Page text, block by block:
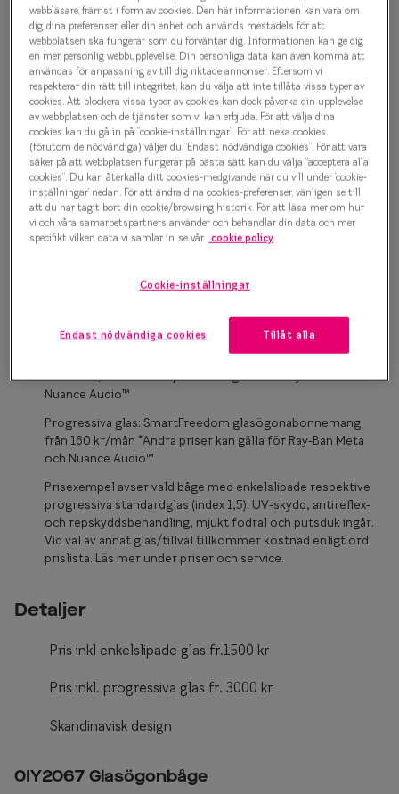
Olika
Taberg
Trender
1 000 kr
Havana
Bågstorlek
XS
Upp till 119 mm
Boka synundersökning
Enkelslipade glas: SmartFreedom glasögonabonnemang
från 95 kr/mån *Andra priser kan gälla för Ray-Ban Meta och
Nuance Audio™
Progressiva glas: SmartFreedom glasögonabonnemang
från 160 kr/mån *Andra priser kan gälla för Ray-Ban Meta
och Nuance Audio™
Prisexempel avser vald båge med enkelslipade respektive
progressiva standardglas (index 1,5). UV-skydd, antireflex-
och repskyddsbehandling, mjukt fodral och putsduk ingår.
Vid val av annat glas/tillval tillkommer kostnad enligt ord.
prislista. Läs mer under priser och service.
Detaljer
Pris inkl enkelslipade glas fr.1500 kr
Pris inkl. progressiva glas fr. 3000 kr
Skandinavisk design
0IY2067 Glasögonbåge
webbläsare, främst i form av cookies. Den här informationen kan vara om
dig, dina preferenser, eller din enhet och används mestadels för att
webbplatsen ska fungerar som du förväntar dig. Informationen kan ge dig
en mer personlig webbupplevelse. Din personliga data kan även komma att
användas för anpassning av till dig riktade annonser. Eftersom vi
respekterar din rätt till integritet, kan du välja att inte tillåta vissa typer av
cookies. Att blockera vissa typer av cookies kan dock påverka din upplevelse
av webbplatsen och de tjänster som vi kan erbjuda. För att välja dina
cookies kan du gå in på ”cookie-inställningar”. För att neka cookies
(förutom de nödvändiga) väljer du ”Endast nödvändiga cookies”. För att vara
säker på att webbplatsen fungerar på bästa sätt kan du välja ”acceptera alla
cookies”. Du kan återkalla ditt cookies-medgivande när du vill under ’cookie-
inställningar’ nedan. För att ändra dina cookies-preferenser, vänligen se till
att du har tagit bort din cookie/browsing historik. För att läsa mer om hur
vi och våra samarbetspartners använder och behandlar din data och mer
specifikt vilken data vi samlar in, se vår cookie policy
Cookie-inställningar
Endast nödvändiga cookies Tillåt alla